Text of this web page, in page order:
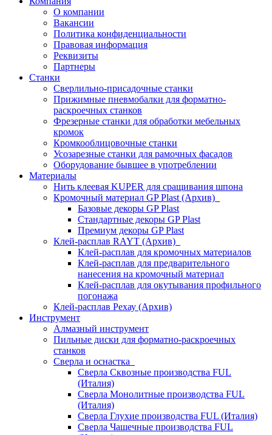
О компании
Вакансии
Политика конфиденциальности
Правовая информация
Реквизиты
Партнеры
Станки
Сверлильно-присадочные станки
Прижимные пневмобалки для форматно-
раскроечных станков
Фрезерные станки для обработки мебельных
кромок
Кромкооблицовочные станки
Усозарезные станки для рамочных фасадов
Оборудование бывшее в употреблении
Материалы
Нить клеевая KUPER для сращивания шпона
Кромочный материал GP Plast (Архив)
Базовые декоры GP Plast
Стандартные декоры GP Plast
Премиум декоры GP Plast
Клей-расплав RAYT (Архив)
Клей-расплав для кромочных материалов
Клей-расплав для предварительного
нанесения на кромочный материал
Клей-расплав для окутывания профильного
погонажа
Клей-расплав Рехау (Архив)
Инструмент
Алмазный инструмент
Пильные диски для форматно-раскроечных
станков
Сверла и оснастка
Сверла Сквозные производства FUL
(Италия)
Сверла Монолитные производства FUL
(Италия)
Сверла Глухие производства FUL (Италия)
Сверла Чашечные производства FUL